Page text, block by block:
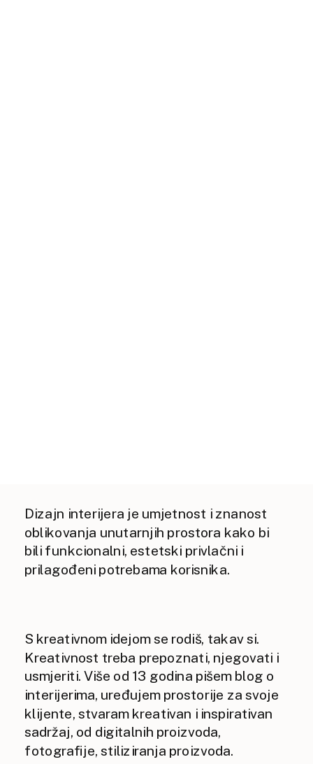
Dizajn interijera je umjetnost i znanost
oblikovanja unutarnjih prostora kako bi
bili funkcionalni, estetski privlačni i
prilagođeni potrebama korisnika.
S kreativnom idejom se rodiš, takav si.
Kreativnost treba prepoznati, njegovati i
usmjeriti. Više od 13 godina pišem blog o
interijerima, uređujem prostorije za svoje
klijente, stvaram kreativan i inspirativan
sadržaj, od digitalnih proizvoda,
fotografije, stiliziranja proizvoda.